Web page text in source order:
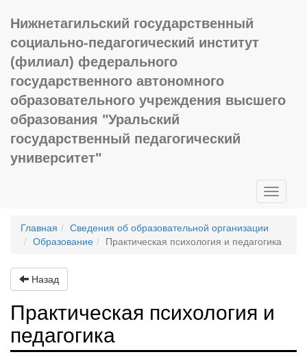
Нижнетагильский государственный
социально-педагогический институт
(филиал) федерального
государственного автономного
образовательного учреждения высшего
образования "Уральский
государственный педагогический
университет"
Toggle
Главная
Сведения об образовательной организации
Образование
Практическая психология и педагогика
Назад
Практическая психология и
педагогика